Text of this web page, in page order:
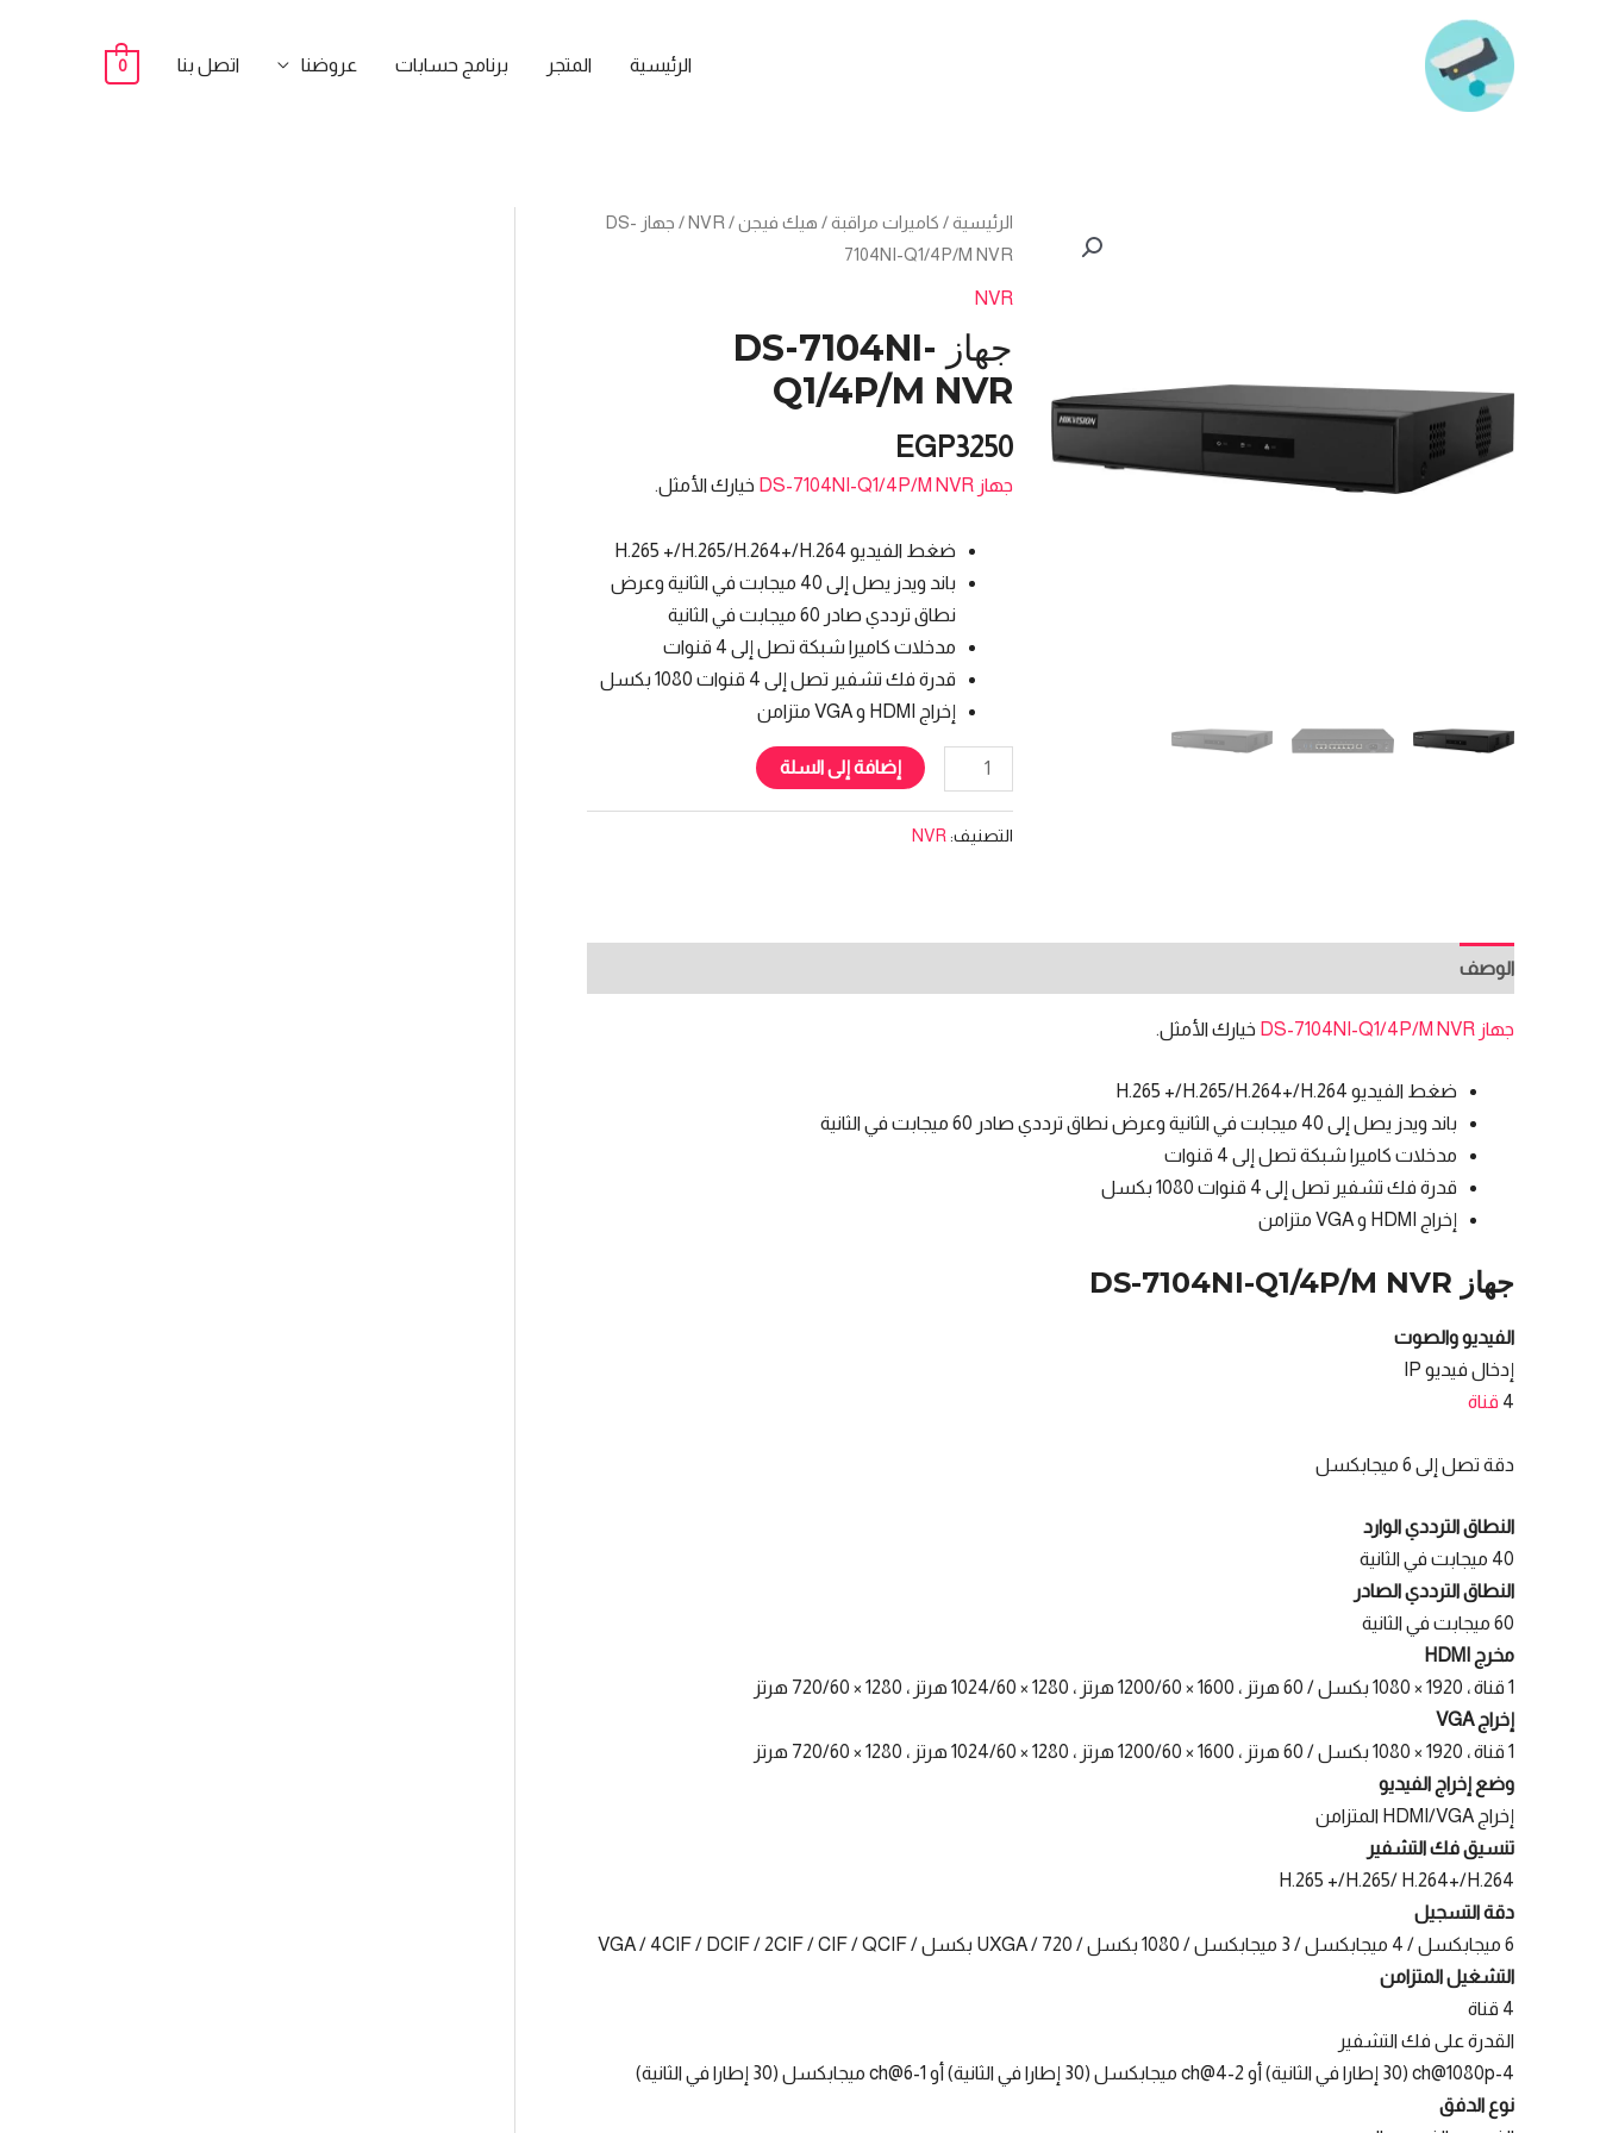
الرئيسية المتجر برنامج حسابات عروضنا اتصل بنا 0
الرئيسية/ كاميرات مراقبة/ هيك فيجن/
NVR
/ جهاز DS-
7104NI-Q1/4P/M NVR
NVR
جهاز DS-7104NI-
Q1/4P/M NVR
EGP3250
جهاز DS-7104NI-Q1/4P/M NVR خيارك الأمثل.
ضغط الفيديو H.265 +/H.265/H.264+/H.264
باند ويدز يصل إلى 40 ميجابت في الثانية وعرض
نطاق ترددي صادر 60 ميجابت في الثانية
مدخلات كاميرا شبكة تصل إلى 4 قنوات
قدرة فك تشفير تصل إلى 4 قنوات 1080 بكسل
إخراج HDMI و VGA متزامن
كمية
جهاز
DS-
Q1/4P/M
NVR
إضافة إلى السلة
التصنيف: NVR
الوصف
جهاز DS-7104NI-Q1/4P/M NVR خيارك الأمثل.
ضغط الفيديو H.265 +/H.265/H.264+/H.264
باند ويدز يصل إلى 40 ميجابت في الثانية وعرض نطاق ترددي صادر 60 ميجابت في الثانية
مدخلات كاميرا شبكة تصل إلى 4 قنوات
قدرة فك تشفير تصل إلى 4 قنوات 1080 بكسل
إخراج HDMI و VGA متزامن
جهاز DS-7104NI-Q1/4P/M NVR
الفيديو والصوت
إدخال فيديو IP
4 قناة
دقة تصل إلى 6 ميجابكسل
النطاق الترددي الوارد
40 ميجابت في الثانية
النطاق الترددي الصادر
60 ميجابت في الثانية
مخرج HDMI
1 قناة ، 1920 × 1080 بكسل / 60 هرتز ، 1600 × 1200/60 هرتز ، 1280 × 1024/60 هرتز ، 1280 × 720/60 هرتز
إخراج VGA
1 قناة ، 1920 × 1080 بكسل / 60 هرتز ، 1600 × 1200/60 هرتز ، 1280 × 1024/60 هرتز ، 1280 × 720/60 هرتز
وضع إخراج الفيديو
إخراج HDMI/VGA المتزامن
تنسيق فك التشفير
H.265 +/H.265/ H.264+/H.264
دقة التسجيل
6 ميجابكسل / 4 ميجابكسل / 3 ميجابكسل / 1080 بكسل / UXGA / 720 بكسل / VGA / 4CIF / DCIF / 2CIF / CIF / QCIF
التشغيل المتزامن
4 قناة
القدرة على فك التشفير
4-ch@1080p (30 إطارا في الثانية) أو 2-ch@4 ميجابكسل (30 إطارا في الثانية) أو 1-ch@6 ميجابكسل (30 إطارا في الثانية)
نوع الدفق